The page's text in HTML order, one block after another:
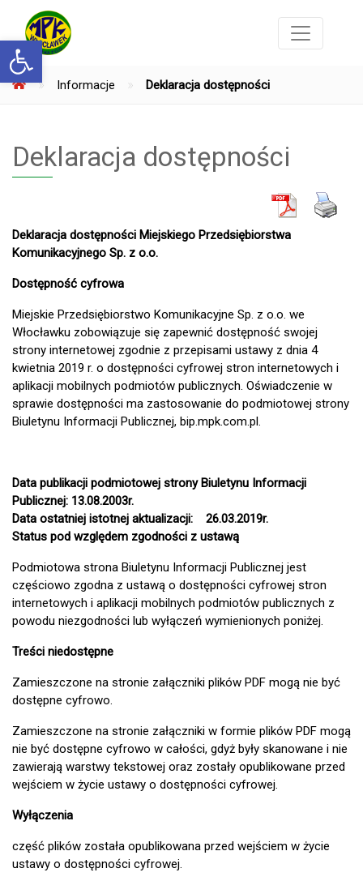
Otwórz pasek narzędzi
» Informacje » Deklaracja dostępności
Deklaracja dostępności
Deklaracja dostępności Miejskiego Przedsiębiorstwa
Komunikacyjnego Sp. z o.o.
Dostępność cyfrowa
Miejskie Przedsiębiorstwo Komunikacyjne Sp. z o.o. we
Włocławku zobowiązuje się zapewnić dostępność swojej
strony internetowej zgodnie z przepisami ustawy z dnia 4
kwietnia 2019 r. o dostępności cyfrowej stron internetowych i
aplikacji mobilnych podmiotów publicznych. Oświadczenie w
sprawie dostępności ma zastosowanie do podmiotowej strony
Biuletynu Informacji Publicznej, bip.mpk.com.pl.
Data publikacji podmiotowej strony Biuletynu Informacji
Publicznej: 13.08.2003r.
Data ostatniej istotnej aktualizacji: 26.03.2019r.
Status pod względem zgodności z ustawą
Podmiotowa strona Biuletynu Informacji Publicznej jest
częściowo zgodna z ustawą o dostępności cyfrowej stron
internetowych i aplikacji mobilnych podmiotów publicznych z
powodu niezgodności lub wyłączeń wymienionych poniżej.
Treści niedostępne
Zamieszczone na stronie załączniki plików PDF mogą nie być
dostępne cyfrowo.
Zamieszczone na stronie załączniki w formie plików PDF mogą
nie być dostępne cyfrowo w całości, gdyż były skanowane i nie
zawierają warstwy tekstowej oraz zostały opublikowane przed
wejściem w życie ustawy o dostępności cyfrowej.
Wyłączenia
część plików została opublikowana przed wejściem w życie
ustawy o dostępności cyfrowej.